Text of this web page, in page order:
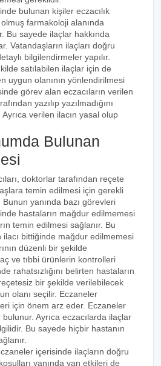
bulunan kişiler eczacılık
farmakoloji alanında
Bu sayede ilaçlar hakkında
Vatandaşların ilaçları doğru
bilgilendirmeler yapılır.
satılabilen ilaçlar için de
uygun olanının yönlendirilmesi
görev alan eczacıların verilen
yazılıp yazılmadığını
verilen ilacın yasal olup
Bulunan
doktorlar tarafından reçete
temin edilmesi için gerekli
yanında bazı görevleri
hastaların mağdur edilmemesi
temin edilmesi sağlanır. Bu
ilacı bittiğinde mağdur edilmemesi
düzenli bir şekilde
ve tıbbi ürünlerin kontrolleri
rahatsızlığını belirten hastaların
bir şekilde verilebilecek
olanı seçilir. Eczaneler
için önem arz eder. Eczaneler
Ayrıca eczacılarda ilaçlar
Bu sayede hiçbir hastanın
içerisinde ilaçların doğru
yanında yan etkileri de